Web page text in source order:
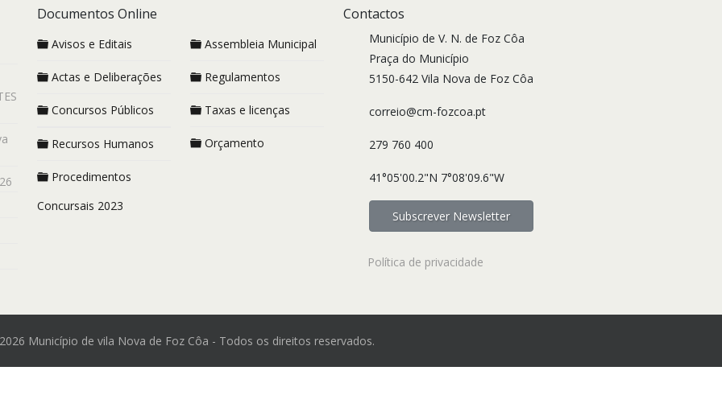
Documentos Online
Avisos e Editais
Actas e Deliberações
Concursos Públicos
Recursos Humanos
Procedimentos
Concursais 2023
Assembleia Municipal
Regulamentos
Taxas e licenças
Orçamento
Contactos
Município de V. N. de Foz Côa
Praça do Município
5150-642 Vila Nova de Foz Côa
correio@cm-fozcoa.pt
279 760 400
41°05'00.2"N 7°08'09.6"W
Subscrever Newsletter
Política de privacidade
Município de vila Nova de Foz Côa - Todos os direitos reservados.